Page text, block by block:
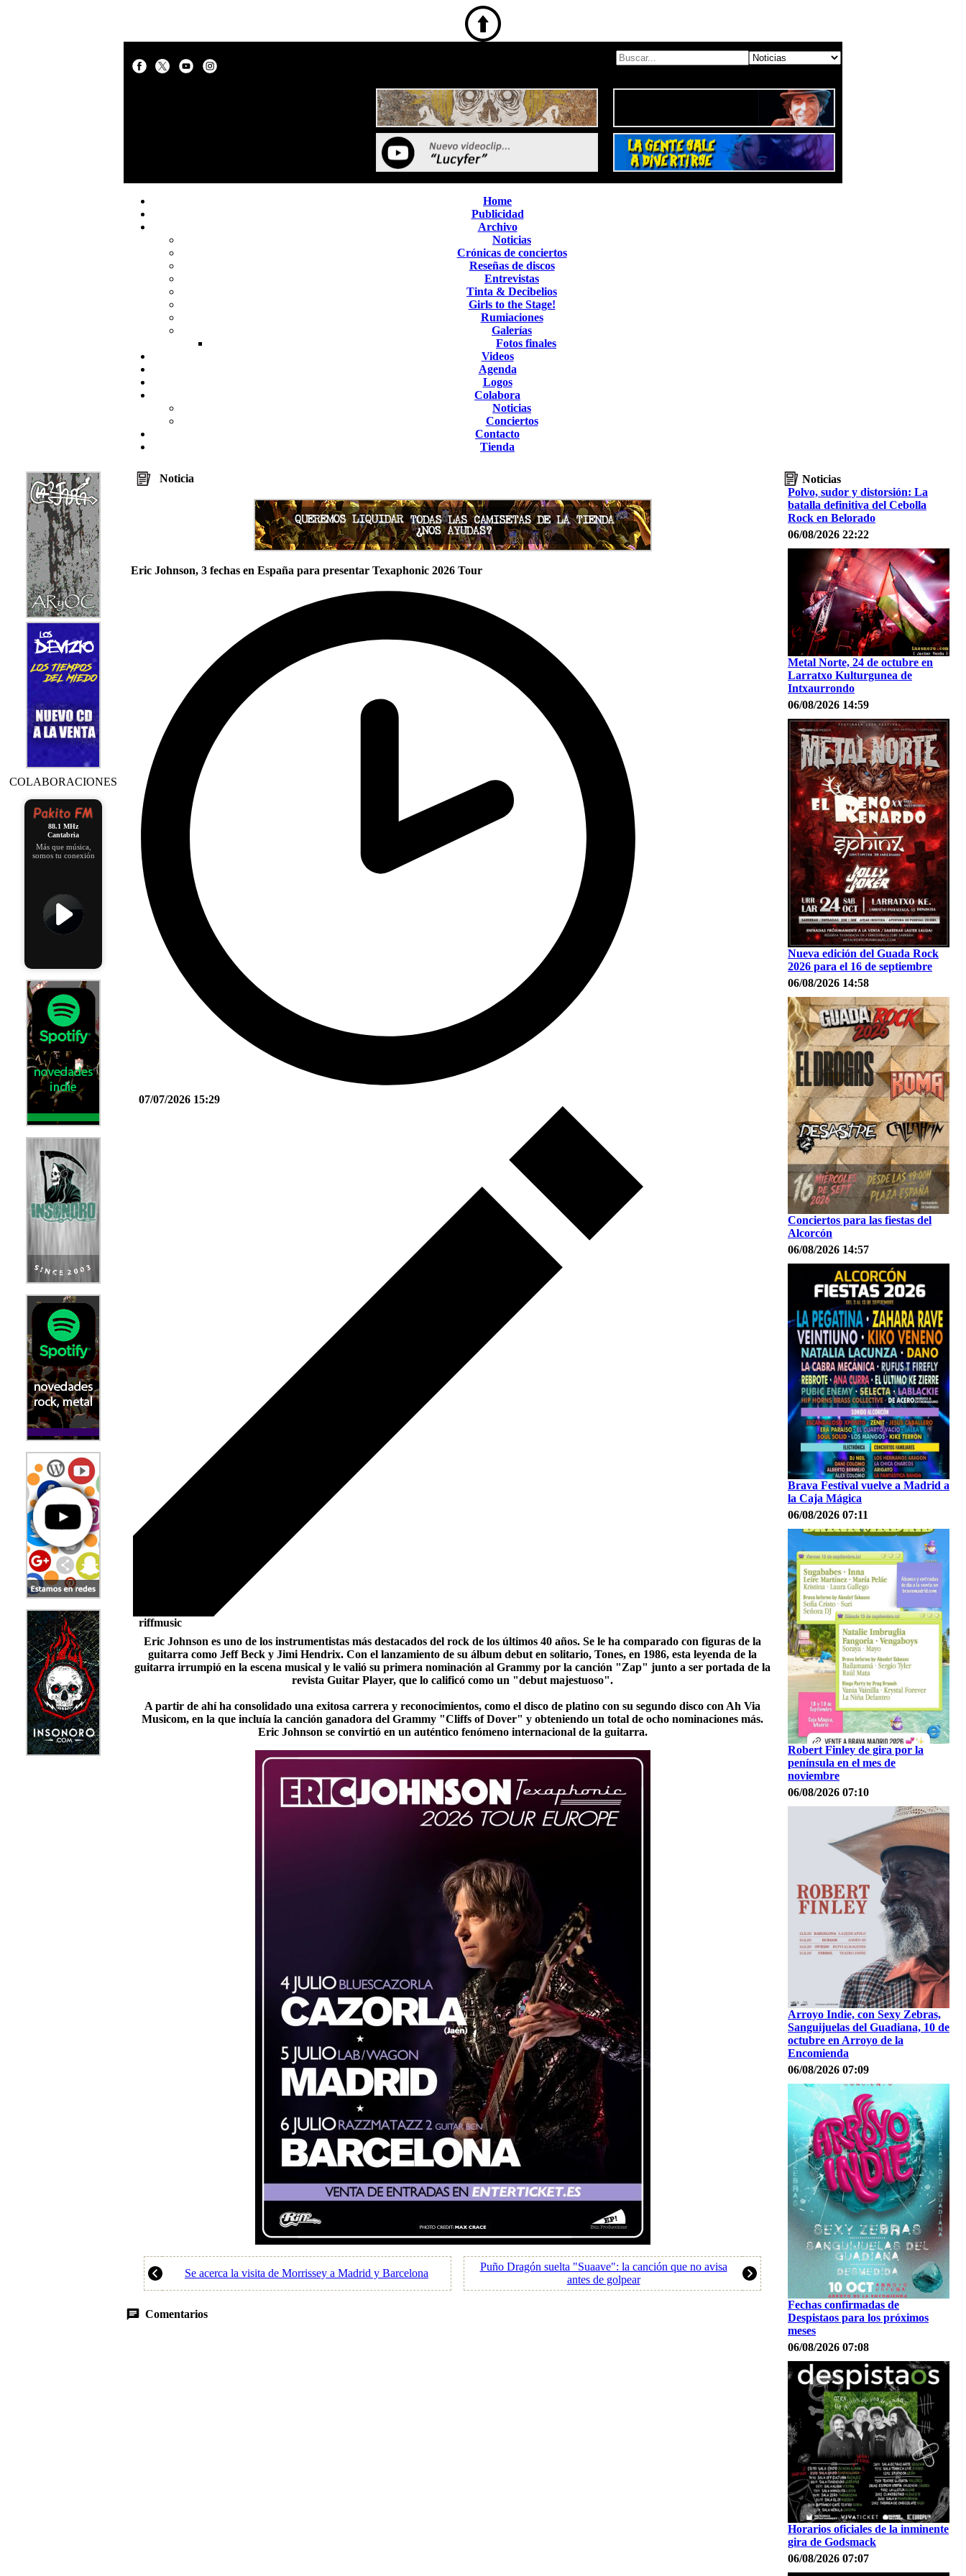
Home
Publicidad
Archivo
Noticias
Crónicas de conciertos
Reseñas de discos
Entrevistas
Tinta & Decibelios
Girls to the Stage!
Rumiaciones
Galerías
Fotos finales
Videos
Agenda
Logos
Colabora
Noticias
Conciertos
Contacto
Tienda
COLABORACIONES
88.1 MHz
Cantabria
Más que música,
somos tu conexión
Noticia
Eric Johnson, 3 fechas en España para presentar Texaphonic 2026 Tour
07/07/2026 15:29
riffmusic
Eric Johnson es uno de los instrumentistas más destacados del rock de los últimos 40 años. Se le ha comparado con figuras de la
guitarra como Jeff Beck y Jimi Hendrix. Con el lanzamiento de su álbum debut en solitario, Tones, en 1986, esta leyenda de la
guitarra irrumpió en la escena musical y le valió su primera nominación al Grammy por la canción "Zap" junto a ser portada de la
revista Guitar Player, que lo calificó como un "debut majestuoso".
A partir de ahí ha consolidado una exitosa carrera y reconocimientos, como el disco de platino con su segundo disco con Ah Via
Musicom, en la que incluía la canción ganadora del Grammy "Cliffs of Dover" y obteniendo un total de ocho nominaciones más.
Eric Johnson se convirtió en un auténtico fenómeno internacional de la guitarra.
Se acerca la visita de Morrissey a Madrid y Barcelona
Puño Dragón suelta "Suaave": la canción que no avisa
antes de golpear
Comentarios
Noticias
Polvo, sudor y distorsión: La
batalla definitiva del Cebolla
Rock en Belorado
06/08/2026 22:22
Metal Norte, 24 de octubre en
Larratxo Kulturgunea de
Intxaurrondo
06/08/2026 14:59
Nueva edición del Guada Rock
2026 para el 16 de septiembre
06/08/2026 14:58
Conciertos para las fiestas del
Alcorcón
06/08/2026 14:57
Brava Festival vuelve a Madrid a
la Caja Mágica
06/08/2026 07:11
Robert Finley de gira por la
península en el mes de
noviembre
06/08/2026 07:10
Arroyo Indie, con Sexy Zebras,
Sanguijuelas del Guadiana, 10 de
octubre en Arroyo de la
Encomienda
06/08/2026 07:09
Fechas confirmadas de
Despistaos para los próximos
meses
06/08/2026 07:08
Horarios oficiales de la inminente
gira de Godsmack
06/08/2026 07:07